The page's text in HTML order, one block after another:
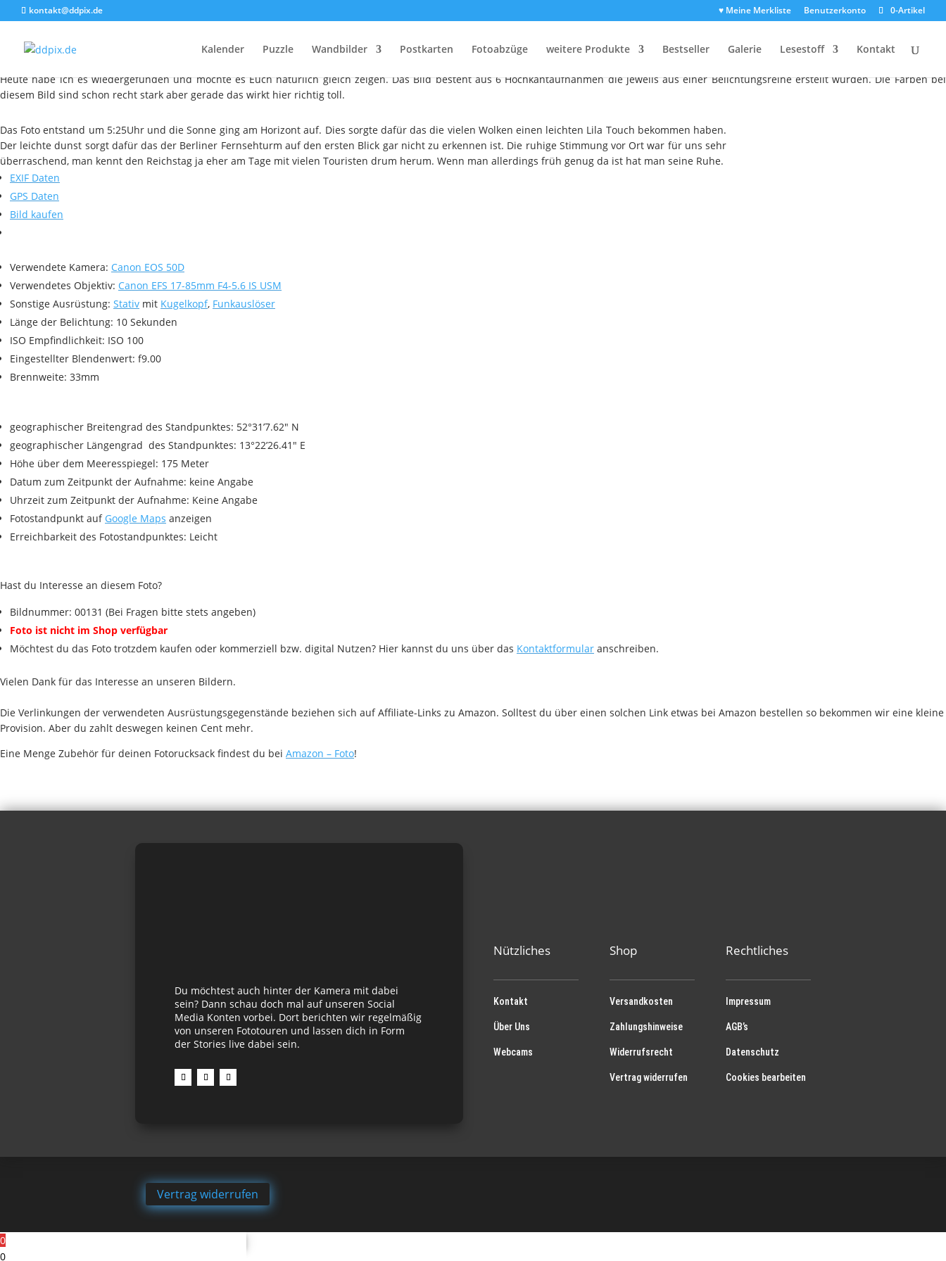
kontakt@ddpix.de ♥ Meine Merkliste Benutzerkonto 0-Artikel
Kalender Puzzle Wandbilder Postkarten Fotoabzüge weitere Produkte Bestseller Galerie Lesestoff Kontakt
Guten Morgen Berlin
Heute habe ich es wiedergefunden und möchte es Euch natürlich gleich zeigen. Das Bild besteht aus 6 Hochkantaufnahmen die jeweils aus einer Belichtungsreihe erstellt wurden. Die Farben bei
diesem Bild sind schon recht stark aber gerade das wirkt hier richtig toll.
Das Foto entstand um 5:25Uhr und die Sonne ging am Horizont auf. Dies sorgte dafür das die vielen Wolken einen leichten Lila Touch bekommen haben.
Der leichte dunst sorgt dafür das der Berliner Fernsehturm auf den ersten Blick gar nicht zu erkennen ist. Die ruhige Stimmung vor Ort war für uns sehr
überraschend, man kennt den Reichstag ja eher am Tage mit vielen Touristen drum herum. Wenn man allerdings früh genug da ist hat man seine Ruhe.
EXIF Daten
GPS Daten
Bild kaufen
Verwendete Kamera: Canon EOS 50D
Verwendetes Objektiv: Canon EFS 17-85mm F4-5.6 IS USM
Sonstige Ausrüstung: Stativ mit Kugelkopf, Funkauslöser
Länge der Belichtung: 10 Sekunden
ISO Empfindlichkeit: ISO 100
Eingestellter Blendenwert: f9.00
Brennweite: 33mm
geographischer Breitengrad des Standpunktes: 52°31’7.62″ N
geographischer Längengrad des Standpunktes: 13°22’26.41″ E
Höhe über dem Meeresspiegel: 175 Meter
Datum zum Zeitpunkt der Aufnahme: keine Angabe
Uhrzeit zum Zeitpunkt der Aufnahme: Keine Angabe
Fotostandpunkt auf Google Maps anzeigen
Erreichbarkeit des Fotostandpunktes: Leicht
Hast du Interesse an diesem Foto?
Bildnummer: 00131 (Bei Fragen bitte stets angeben)
Foto ist nicht im Shop verfügbar
Möchtest du das Foto trotzdem kaufen oder kommerziell bzw. digital Nutzen? Hier kannst du uns über das Kontaktformular anschreiben.
Vielen Dank für das Interesse an unseren Bildern.
Die Verlinkungen der verwendeten Ausrüstungsgegenstände beziehen sich auf Affiliate-Links zu Amazon. Solltest du über einen solchen Link etwas bei Amazon bestellen so bekommen wir eine kleine
Provision. Aber du zahlt deswegen keinen Cent mehr.
Eine Menge Zubehör für deinen Fotorucksack findest du bei Amazon – Foto!
Du möchtest auch hinter der Kamera mit dabei
sein? Dann schau doch mal auf unseren Social
Media Konten vorbei. Dort berichten wir regelmäßig
von unseren Fototouren und lassen dich in Form
der Stories live dabei sein.
Nützliches
Kontakt
Über Uns
Webcams
Shop
Versandkosten
Zahlungshinweise
Widerrufsrecht
Vertrag widerrufen
Rechtliches
Impressum
AGB’s
Datenschutz
Cookies bearbeiten
Vertrag widerrufen
0
0